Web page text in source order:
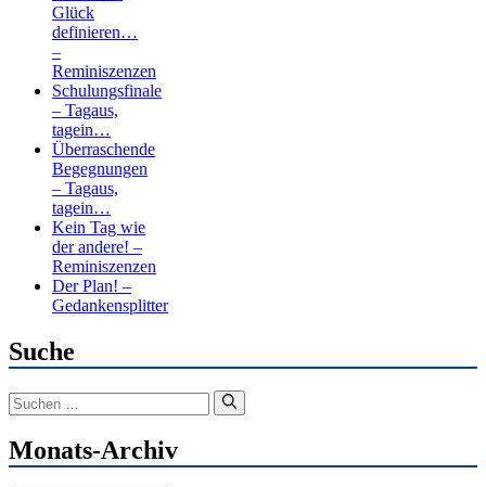
Glück
definieren…
–
Reminiszenzen
Schulungsfinale
– Tagaus,
tagein…
Überraschende
Begegnungen
– Tagaus,
tagein…
Kein Tag wie
der andere! –
Reminiszenzen
Der Plan! –
Gedankensplitter
Suche
Suchen
nach:
Monats-Archiv